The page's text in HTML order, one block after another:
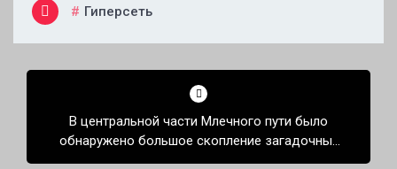
Гиперсеть
Навигация
записямВ центральной части Млечного пути было
обнаружено большое скопление загадочных
нитей